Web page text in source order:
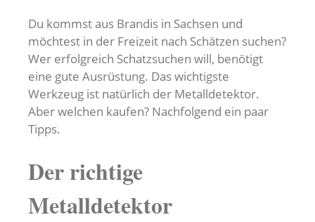
Du kommst aus Brandis in Sachsen und
möchtest in der Freizeit nach Schätzen suchen?
Wer erfolgreich Schatzsuchen will, benötigt
eine gute Ausrüstung. Das wichtigste
Werkzeug ist natürlich der Metalldetektor.
Aber welchen kaufen? Nachfolgend ein paar
Tipps.
Der richtige
Metalldetektor